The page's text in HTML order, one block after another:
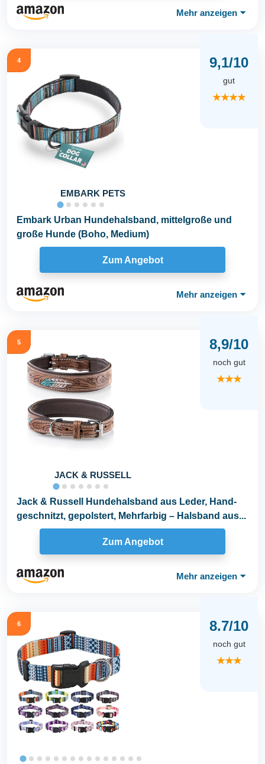
Mehr anzeigen ⏷
4
EMBARK PETS
9,1/10
gut
★★★★
Embark Urban Hundehalsband, mittelgroße und
große Hunde (Boho, Medium)
Zum Angebot
Mehr anzeigen ⏷
5
JACK & RUSSELL
8,9/10
noch gut
★★★
Jack & Russell Hundehalsband aus Leder, Hand-
geschnitzt, gepolstert, Mehrfarbig – Halsband aus...
Zum Angebot
Mehr anzeigen ⏷
6 8.7/10
noch gut
★★★